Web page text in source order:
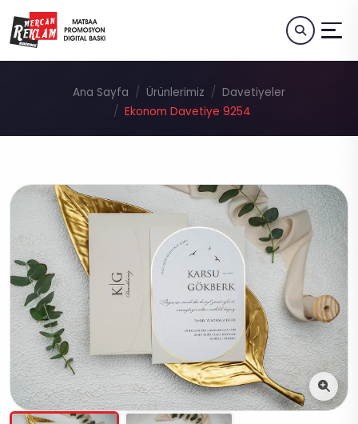
Ana Sayfa Ürünlerimiz
Davetiyeler
Ekonom Davetiye 9254